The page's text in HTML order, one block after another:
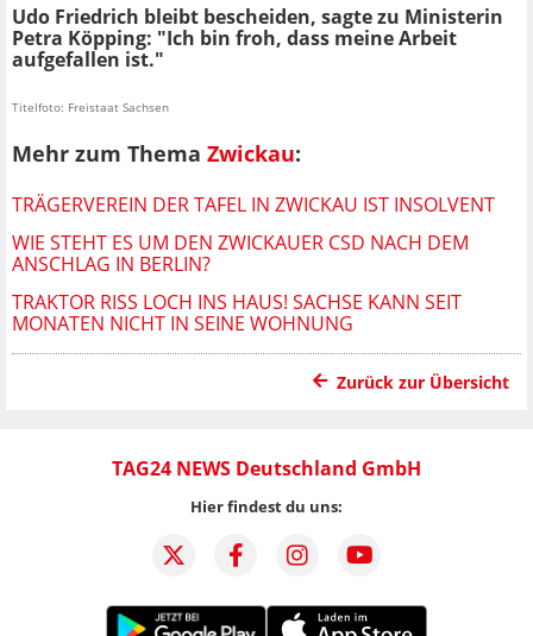
Udo Friedrich bleibt bescheiden, sagte zu Ministerin
Petra Köpping: "Ich bin froh, dass meine Arbeit
aufgefallen ist."
Titelfoto: Freistaat Sachsen
Mehr zum Thema Zwickau:
TRÄGERVEREIN DER TAFEL IN ZWICKAU IST INSOLVENT
WIE STEHT ES UM DEN ZWICKAUER CSD NACH DEM
ANSCHLAG IN BERLIN?
TRAKTOR RISS LOCH INS HAUS! SACHSE KANN SEIT
MONATEN NICHT IN SEINE WOHNUNG
Zurück zur Übersicht
TAG24 NEWS Deutschland GmbH
Hier findest du uns: